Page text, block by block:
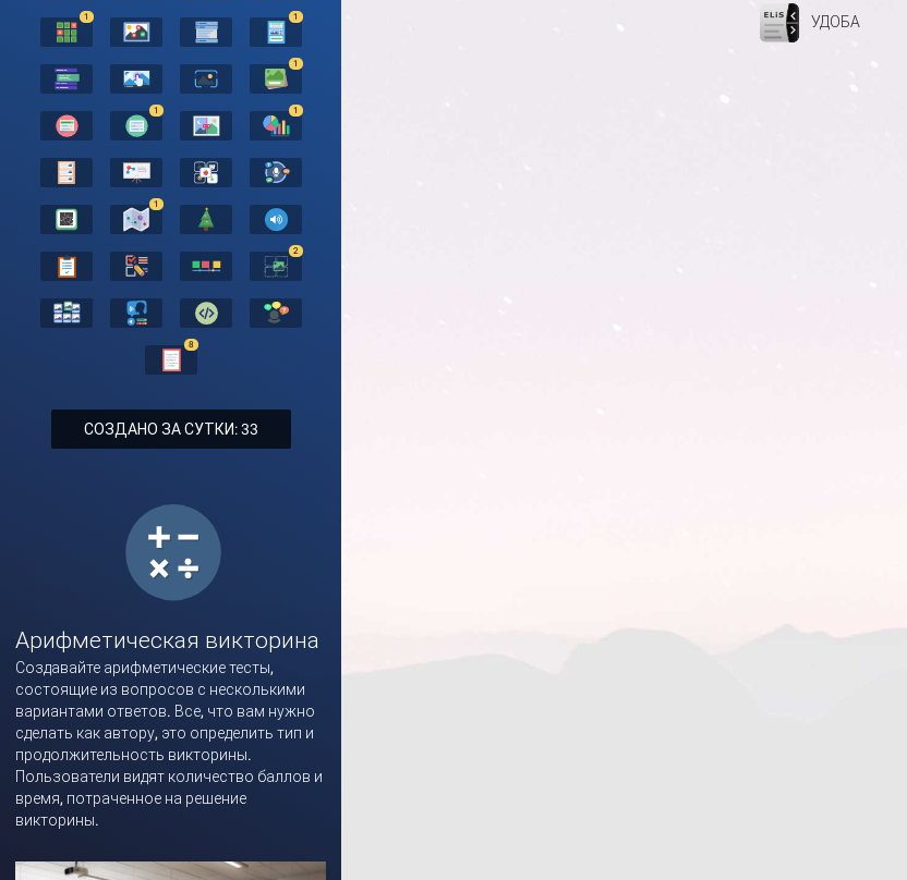
1 1
1
1 1
1
2
8
СОЗДАНО ЗА СУТКИ: 33
Арифметическая викторина
Создавайте арифметические тесты,
состоящие из вопросов с несколькими
вариантами ответов. Все, что вам нужно
сделать как автору, это определить тип и
продолжительность викторины.
Пользователи видят количество баллов и
время, потраченное на решение
викторины.
УДОБА